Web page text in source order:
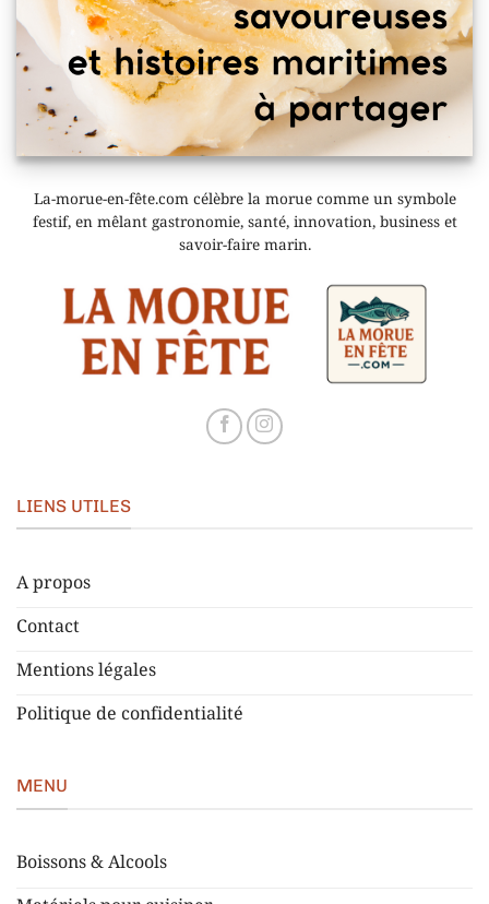
La-morue-en-fête.com célèbre la morue comme un symbole
festif, en mêlant gastronomie, santé, innovation, business et
savoir-faire marin.
LIENS UTILES
A propos
Contact
Mentions légales
Politique de confidentialité
MENU
Boissons & Alcools